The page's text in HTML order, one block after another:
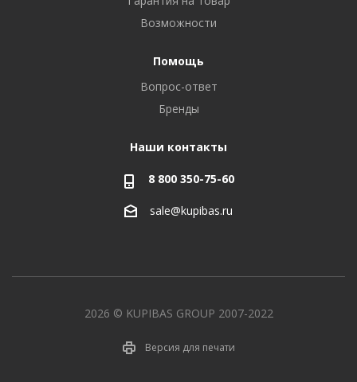
Возможности
Помощь
Вопрос-ответ
Бренды
Наши контакты
8 800 350-75-60
sale@kupibas.ru
2026 © KUPIBAS GROUP 2007-2022
Версия для печати